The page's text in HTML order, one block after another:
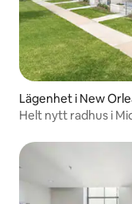
Lägenhet i New
Helt nytt radhus i